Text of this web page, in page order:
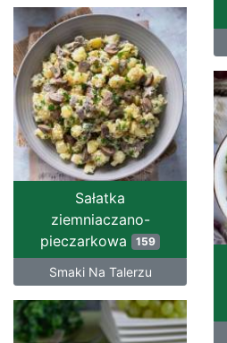
Sałatka
ziemniaczano-
pieczarkowa 159
Smaki Na Talerzu